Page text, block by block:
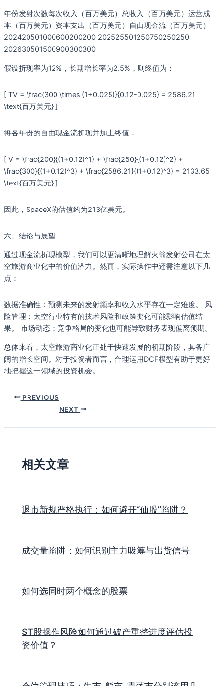
年份发射次数每次收入（百万美元）总收入（百万美元）运营成
本（百万美元）资本支出（百万美元）自由现金流（百万美元）
202420501000600200200 202525501250750250250
202630501500900300300
假设折现率为12%，长期增长率为2.5%，则终值为：
[ TV = \frac{300 \times (1+0.025)}{0.12-0.025} = 2586.21
\text{百万美元} ]
将各年份的自由现金流折现并加上终值：
[ V = \frac{200}{(1+0.12)^1} + \frac{250}{(1+0.12)^2} +
\frac{300}{(1+0.12)^3} + \frac{2586.21}{(1+0.12)^3} = 2133.65
\text{百万美元} ]
因此，SpaceX的估值约为213亿美元。
六、结论与展望
通过现金流折现模型，我们可以更清晰地理解火箭发射公司在太
空旅游商业化中的价值潜力。然而，实际操作中还需注意以下几
点：
数据准确性：预测未来的发射频率和收入水平存在一定难度。 风
险管理：太空行业特有的技术风险和政策变化可能影响估值结
果。 市场动态：竞争格局的变化也可能导致财务表现偏离预期。
总体来看，太空旅游商业化正处于快速发展的初期阶段，具备广
阔的增长空间。对于投资者而言，合理运用DCF模型有助于更好
地把握这一领域的投资机会。
PREVIOUS
NEXT
相关文章
退市新规严格执行：如何避开“仙股”陷阱？
成交量陷阱：如何识别主力吸筹与出货信号
如何选同时两个概念的股票
ST股操作风险如何通过破产重整进度评估投
资价值？